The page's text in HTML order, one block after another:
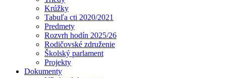
Krúžky
Tabuľa cti 2020/2021
Predmety
Rozvrh hodín 2025/26
Rodičovské združenie
Školský parlament
Projekty
Dokumenty